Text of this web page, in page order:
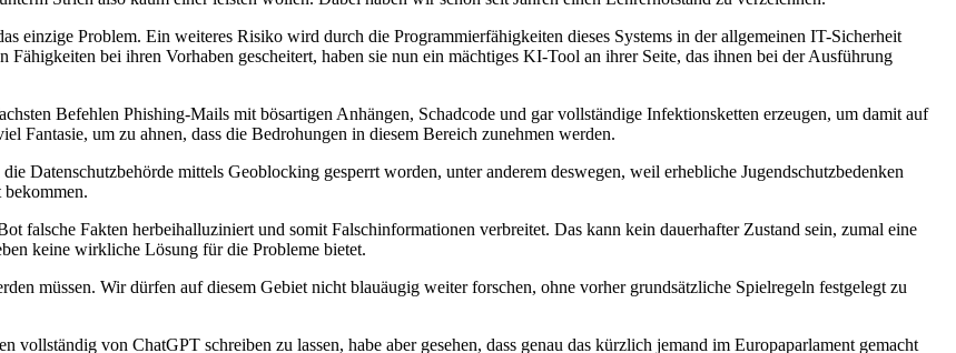
einzige Problem. Ein weiteres Risiko wird durch die Programmierfähigkeiten dieses Systems in der allgemeinen IT-Sicherheit
bei ihren Vorhaben gescheitert, haben sie nun ein mächtiges KI-Tool an ihrer Seite, das ihnen bei der Ausführung
Befehlen Phishing-Mails mit bösartigen Anhängen, Schadcode und gar vollständige Infektionsketten erzeugen, um damit auf
Fantasie, um zu ahnen, dass die Bedrohungen in diesem Bereich zunehmen werden.
mittels Geoblocking gesperrt worden, unter anderem deswegen, weil erhebliche Jugendschutzbedenken
bekommen.
falsche Fakten herbeihalluziniert und somit Falschinformationen verbreitet. Das kann kein dauerhafter Zustand sein, zumal eine
keine wirkliche Lösung für die Probleme bietet.
müssen. Wir dürfen auf diesem Gebiet nicht blauäugig weiter forschen, ohne vorher grundsätzliche Spielregeln festgelegt zu
von ChatGPT schreiben zu lassen, habe aber gesehen, dass genau das kürzlich jemand im Europaparlament gemacht